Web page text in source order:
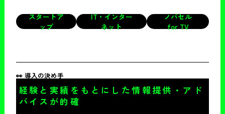
スタートア
ップ
IT・インター
ネット
ノバセル
for TV
👀 導入の決め手
経験と実績をもとにした情報提供・アド
バイスが的確